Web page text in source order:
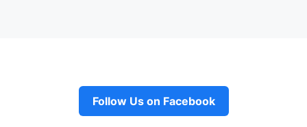
Follow Us on Facebook